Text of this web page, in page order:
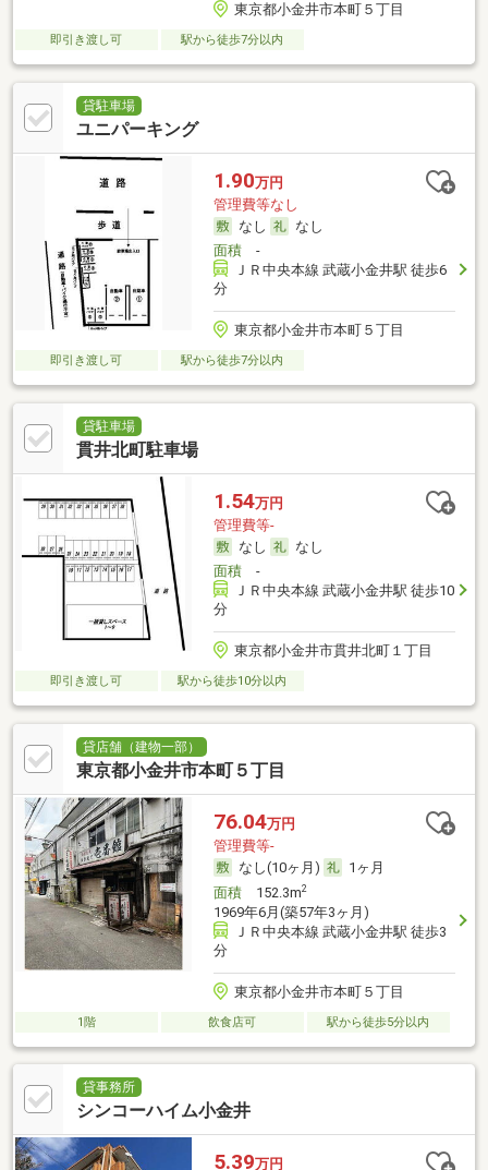
東京都小金井市本町５丁目
即引き渡し可 駅から徒歩7分以内
貸駐車場
ユニパーキング
1.90万円
管理費等なし
なし
なし
面積-
ＪＲ中央本線 武蔵小金井駅 徒歩6
分
東京都小金井市本町５丁目
即引き渡し可 駅から徒歩7分以内
貸駐車場
貫井北町駐車場
1.54万円
管理費等-
なし
なし
面積-
ＪＲ中央本線 武蔵小金井駅 徒歩10
分
東京都小金井市貫井北町１丁目
即引き渡し可 駅から徒歩10分以内
貸店舗（建物一部）
東京都小金井市本町５丁目
76.04万円
管理費等-
なし(10ヶ月)
1ヶ月
面積152.3m2
1969年6月(築57年3ヶ月)
ＪＲ中央本線 武蔵小金井駅 徒歩3
分
東京都小金井市本町５丁目
1階 飲食店可 駅から徒歩5分以内
貸事務所
シンコーハイム小金井
5.39万円